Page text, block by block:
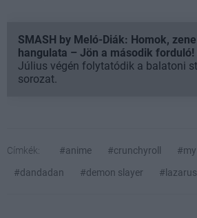
SMASH by Meló-Diák: Homok,
hangulata – Jön a második forduló!
Július végén folytatódik a balatoni
sorozat.
Címkék: #anime #crunchyroll
#dandadan
#demon slayer #lazarus